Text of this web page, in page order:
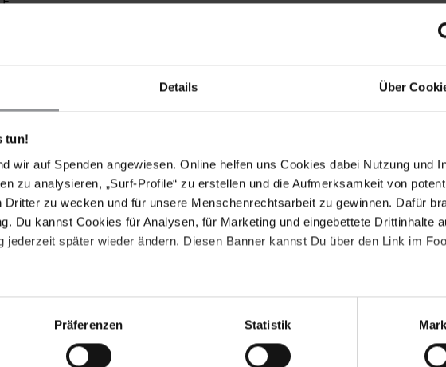
Details Über
tun!
wir auf Spenden angewiesen. Online helfen uns Cookies dabei Nutzung und
zu analysieren, „Surf-Profile“ zu erstellen und die Aufmerksamkeit von
Dritter zu wecken und für unsere Menschenrechtsarbeit zu gewinnen. Dafür
Du kannst Cookies für Analysen, für Marketing und eingebettete Drittinhalte
jederzeit später wieder ändern. Diesen Banner kannst Du über den Link im
Präferenzen Statistik
Aktualität verlieren können, bitten wir Sie, nach
MIT FOLGENDEN FORDERUNGEN
und die rechtliche Grundlage der
al-Suwaidi bekannt zu geben.
bedingungslos frei, sollten sie lediglich wegen der
inhaftiert worden sein.